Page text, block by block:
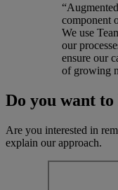
component
We use
our
ensure our
of growing
Do you want
Are you interested in
explain our approach.